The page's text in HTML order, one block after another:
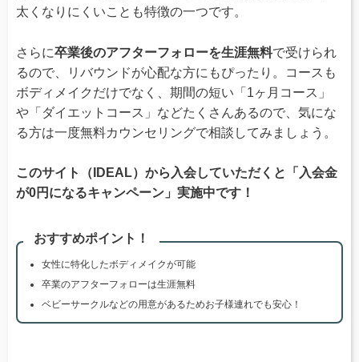
太くなりにくいことも特徴の一つです。
さらに卒業後のアフターフォローを生涯無料で受けられ
るので、リバウンドが心配な方にもぴったり。コースも
ボディメイクだけでなく、期間の短い「1ヶ月コース」
や「ダイエットコース」などたくさんあるので、気にな
る方は一度無料カウンセリングで相談してみましょう。
このサイト（IDEAL）から入会していただくと「入会金
が0円になるキャンペーン」実施中です！
おすすめポイント！
女性に特化したボディメイクが可能
卒業のアフターフォローは生涯無料
ベビーサークルなどの用意があるためお子様連れでも安心！